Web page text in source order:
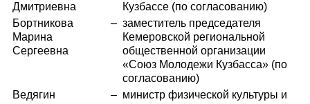
Дмитриевна
Кузбассе (по согласованию)
Бортникова
Марина
Сергеевна
– заместитель председателя
Кемеровской региональной
общественной организации
«Союз Молодежи Кузбасса» (по
согласованию)
Ведягин
– министр физической культуры и